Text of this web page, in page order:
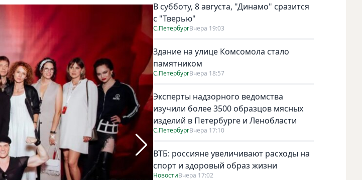
В субботу, 8 августа, "Динамо" сразится
с "Тверью"
С.ПетербургВчера 19:03
Здание на улице Комсомола стало
памятником
С.ПетербургВчера 18:57
Эксперты надзорного ведомства
изучили более 3500 образцов мясных
изделий в Петербурге и Ленобласти
С.ПетербургВчера 17:10
ВТБ: россияне увеличивают расходы на
спорт и здоровый образ жизни
НовостиВчера 17:02